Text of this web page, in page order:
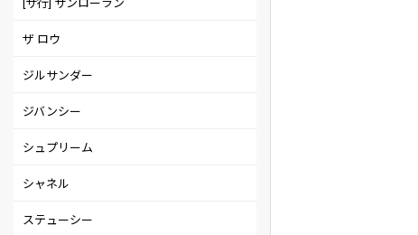
[サ行] サンローラン
ザ ロウ
ジルサンダー
ジバンシー
シュプリーム
シャネル
ステューシー